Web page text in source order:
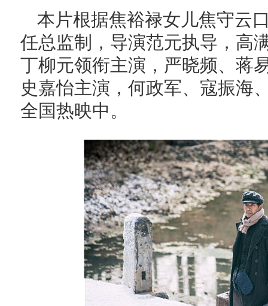
本片根据焦裕禄女儿焦守云
任总监制，导演范元执导，高
丁柳元领衔主演，严晓频、蒋
史嘉怡主演，何政军、寇振海
全国热映中。